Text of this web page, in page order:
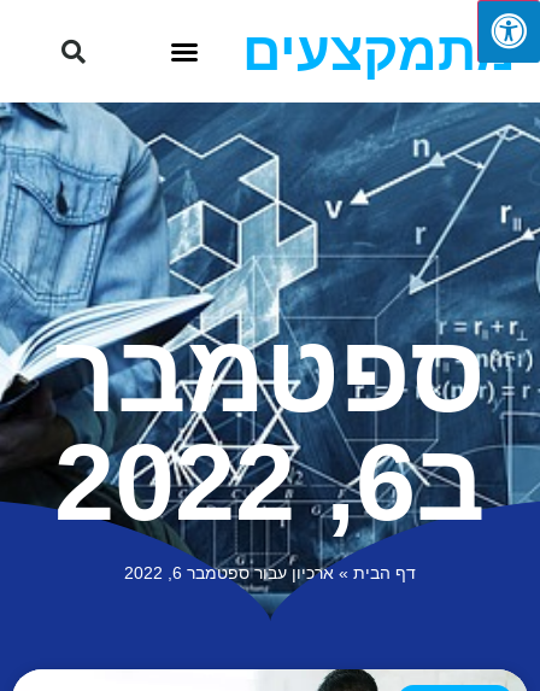
מתמקצעים
ספטמבר
ב6, 2022
דף הבית » ארכיון עבור ספטמבר 6, 2022